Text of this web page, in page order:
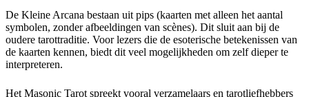
De Kleine Arcana bestaan uit pips (kaarten met alleen het aantal
symbolen, zonder afbeeldingen van scènes). Dit sluit aan bij de
oudere tarottraditie. Voor lezers die de esoterische betekenissen van
de kaarten kennen, biedt dit veel mogelijkheden om zelf dieper te
interpreteren.
Het Masonic Tarot spreekt vooral verzamelaars en tarotliefhebbers